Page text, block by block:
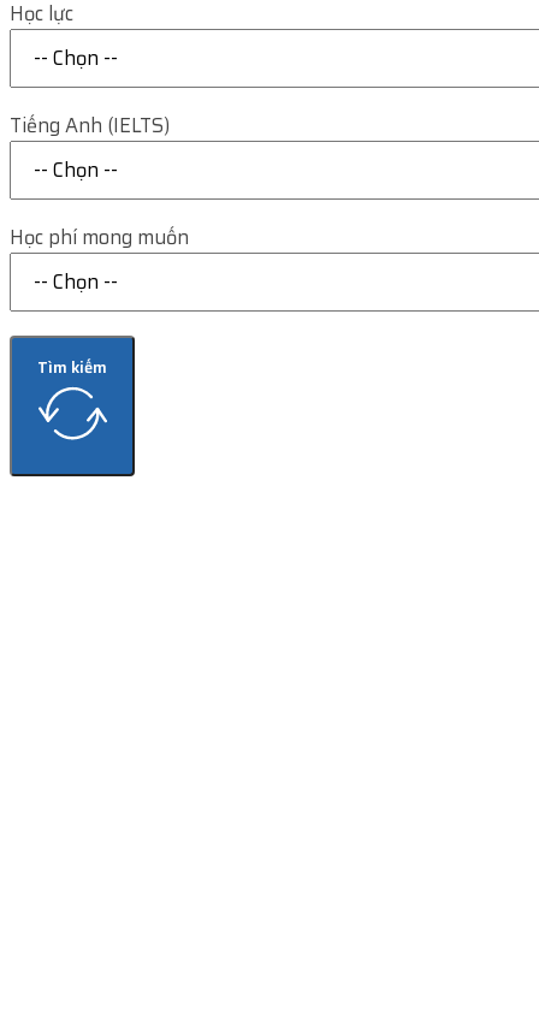
Học lực
Tiếng Anh (IELTS)
Học phí mong muốn
Tìm kiếm